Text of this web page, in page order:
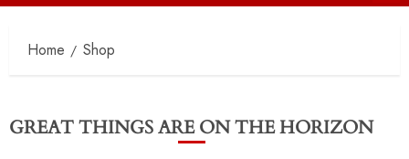
Home Shop
GREAT THINGS ARE ON THE HORIZON